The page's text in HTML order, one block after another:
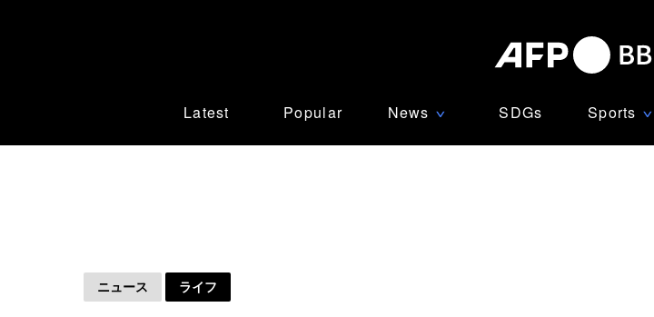
Latest Popular News ∨ SDGs Sports ∨
ニュース ライフ